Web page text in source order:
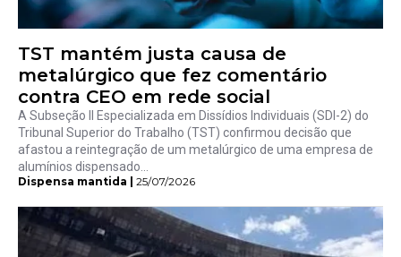
TST mantém justa causa de
metalúrgico que fez comentário
contra CEO em rede social
A Subseção II Especializada em Dissídios Individuais (SDI-2) do
Tribunal Superior do Trabalho (TST) confirmou decisão que
afastou a reintegração de um metalúrgico de uma empresa de
alumínios dispensado...
Dispensa mantida | 25/07/2026